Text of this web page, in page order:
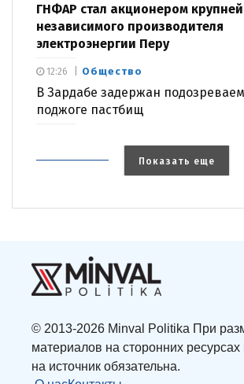
ГНФАР стал акционером
независимого производителя
электроэнергии Перу
Общество
В Зардабе задержан
поджоге пастбищ
12:26
Показать еще
© 2013-2026 Minval Politika При
материалов на сторонних ресурсах
на источник обязательна.